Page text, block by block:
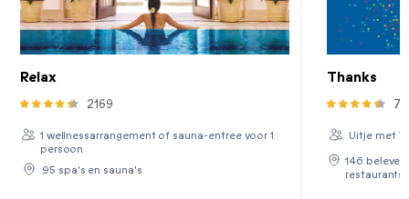
Relax
2169
1 wellnessarrangement of sauna-entree voor 1
persoon
95 spa's en sauna's
Thanks
Uitje met
146
restaurants